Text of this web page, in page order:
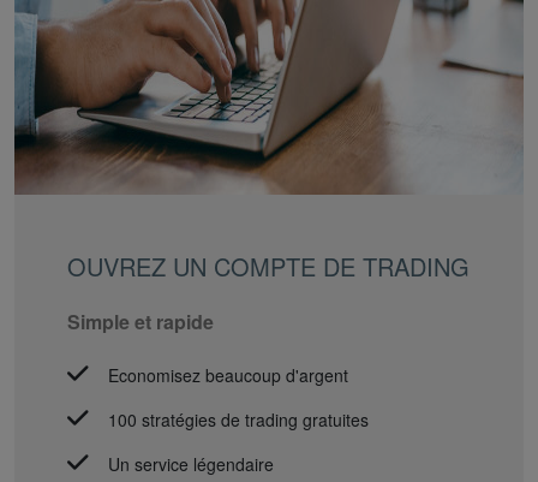
OUVREZ UN COMPTE DE TRADING
Simple et rapide
Economisez beaucoup d'argent
100 stratégies de trading gratuites
Un service légendaire